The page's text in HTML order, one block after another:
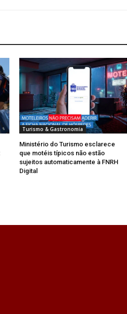
Turismo & Gastronomia
Ministério do Turismo esclarece
que motéis típicos não estão
sujeitos automaticamente à FNRH
Digital